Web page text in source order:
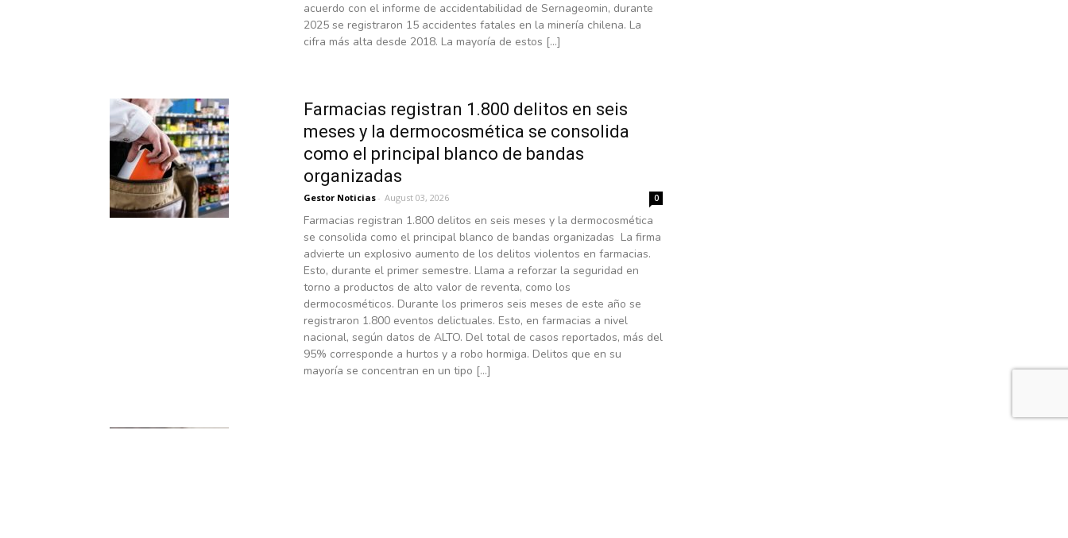
acuerdo con el informe de accidentabilidad de Sernageomin, durante
2025 se registraron 15 accidentes fatales en la minería chilena. La
cifra más alta desde 2018. La mayoría de estos […]
Farmacias registran 1.800 delitos en seis
meses y la dermocosmética se consolida
como el principal blanco de bandas
organizadas
Gestor Noticias - August 03, 2026 0
Farmacias registran 1.800 delitos en seis meses y la dermocosmética
se consolida como el principal blanco de bandas organizadas La firma
advierte un explosivo aumento de los delitos violentos en farmacias.
Esto, durante el primer semestre. Llama a reforzar la seguridad en
torno a productos de alto valor de reventa, como los
dermocosméticos. Durante los primeros seis meses de este año se
registraron 1.800 eventos delictuales. Esto, en farmacias a nivel
nacional, según datos de ALTO. Del total de casos reportados, más del
95% corresponde a hurtos y a robo hormiga. Delitos que en su
mayoría se concentran en un tipo […]